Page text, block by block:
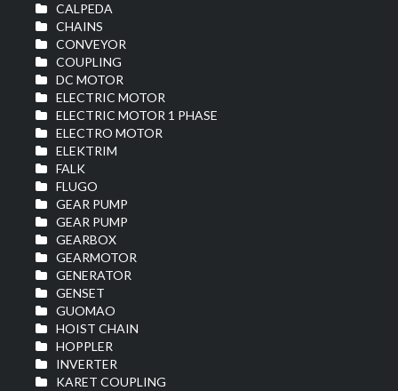
CALPEDA
CHAINS
CONVEYOR
COUPLING
DC MOTOR
ELECTRIC MOTOR
ELECTRIC MOTOR 1 PHASE
ELECTRO MOTOR
ELEKTRIM
FALK
FLUGO
GEAR PUMP
GEAR PUMP
GEARBOX
GEARMOTOR
GENERATOR
GENSET
GUOMAO
HOIST CHAIN
HOPPLER
INVERTER
KARET COUPLING